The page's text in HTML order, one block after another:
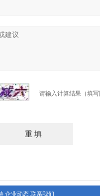
请输入计算结果（填
企业动态 联系我们